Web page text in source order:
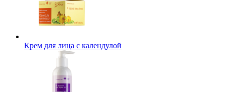
Крем для лица с календулой